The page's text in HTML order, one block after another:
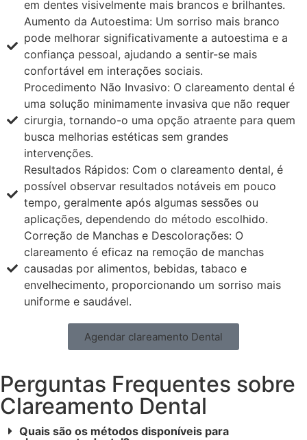
em dentes visivelmente mais brancos e brilhantes.
Aumento da Autoestima: Um sorriso mais branco
pode melhorar significativamente a autoestima e a
confiança pessoal, ajudando a sentir-se mais
confortável em interações sociais.
Procedimento Não Invasivo: O clareamento dental é
uma solução minimamente invasiva que não requer
cirurgia, tornando-o uma opção atraente para quem
busca melhorias estéticas sem grandes
intervenções.
Resultados Rápidos: Com o clareamento dental, é
possível observar resultados notáveis em pouco
tempo, geralmente após algumas sessões ou
aplicações, dependendo do método escolhido.
Correção de Manchas e Descolorações: O
clareamento é eficaz na remoção de manchas
causadas por alimentos, bebidas, tabaco e
envelhecimento, proporcionando um sorriso mais
uniforme e saudável.
Agendar clareamento Dental
Perguntas Frequentes sobre
Clareamento Dental
Quais são os métodos disponíveis para